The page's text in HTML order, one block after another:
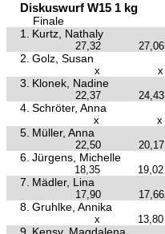
Diskuswurf W15 1 kg
Finale
1.
Kurtz, Nathaly
27,32 27,06
2. Golz, Susan
x x
3. Klonek, Nadine
22,37 24,43
4. Schröter, Anna
x x
5. Müller, Anna
22,50 20,17
6. Jürgens, Michelle
18,35 19,02
7. Mädler, Lina
17,90 17,66
8. Gruhlke, Annika
x 13,80